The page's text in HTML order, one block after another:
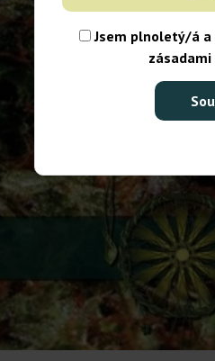
Jsem plnoletý/á a
zásadami